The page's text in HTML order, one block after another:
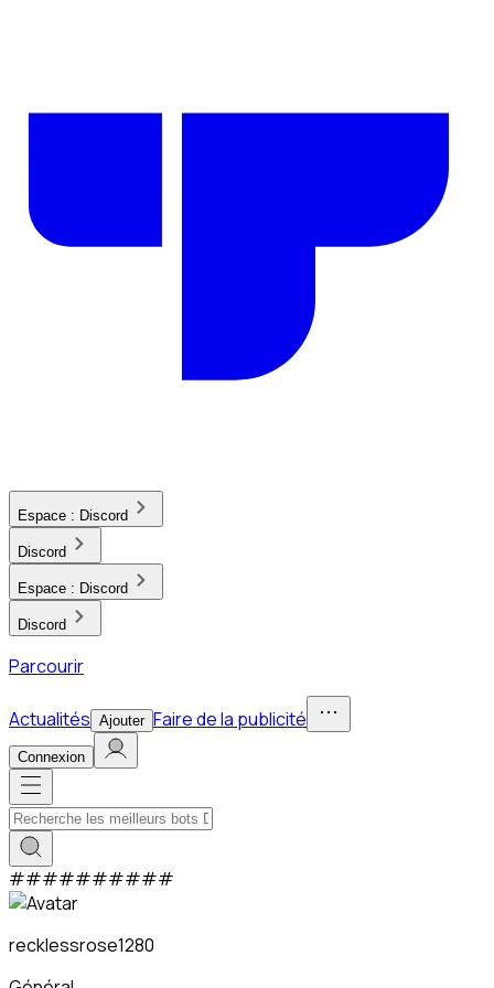
Espace : Discord
Discord
Espace : Discord
Discord
Parcourir
Actualités Ajouter Faire de la publicité
Connexion
##########
recklessrose1280